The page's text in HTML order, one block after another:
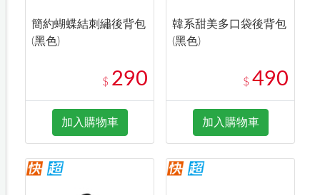
簡約蝴蝶結刺繡後背包
(黑色)
$ 290
加入購物車
韓系甜美多口袋後背包
(黑色)
$ 490
加入購物車